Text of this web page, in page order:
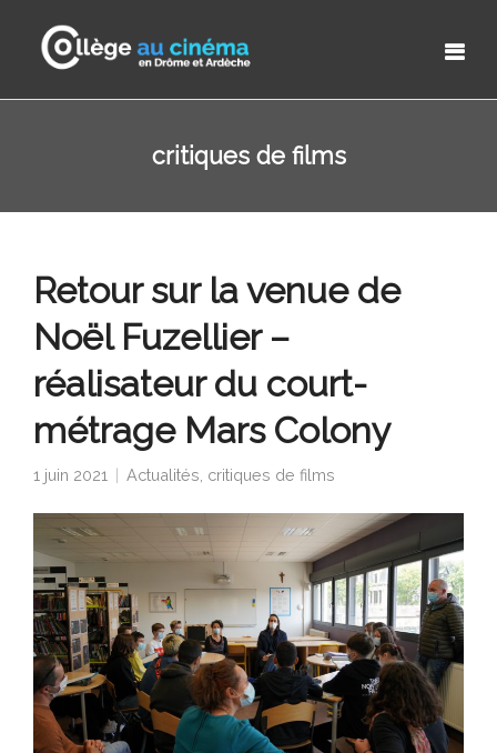
critiques de films
Retour sur la venue de
Noël Fuzellier –
réalisateur du court-
métrage Mars Colony
1 juin 2021 Actualités critiques de films